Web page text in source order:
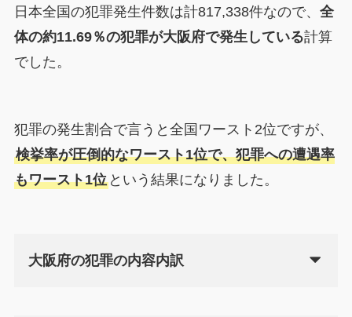
日本全国の犯罪発生件数は計817,338件なので、 全
体の約11.69％の犯罪が大阪府で発生している計算
でした。
犯罪の発生割合で言うと全国ワースト2位ですが、
検挙率が圧倒的なワースト1位で、犯罪への遭遇率
もワースト1位という結果になりました。
大阪府の犯罪の内容内訳